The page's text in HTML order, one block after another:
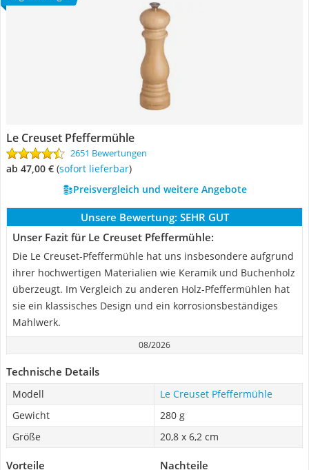
Le Creuset Pfeffermühle
2651 Bewertungen
ab 47,00 € ( Sofort lieferbar)
Preisvergleich und weitere Angebote
Unsere Bewertung: SEHR GUT
Unser Fazit für Le Creuset Pfeffermühle:
Die Le Creuset-Pfeffermühle hat uns insbesondere aufgrund
ihrer hochwertigen Materialien wie Keramik und Buchenholz
überzeugt. Im Vergleich zu anderen Holz-Pfeffermühlen hat
sie ein klassisches Design und ein korrosionsbeständiges
Mahlwerk.
08/2026
Technische Details
Modell
Le Creuset Pfeffermühle
Gewicht
280 g
Größe
20,8 x 6,2 cm
Vorteile Nachteile